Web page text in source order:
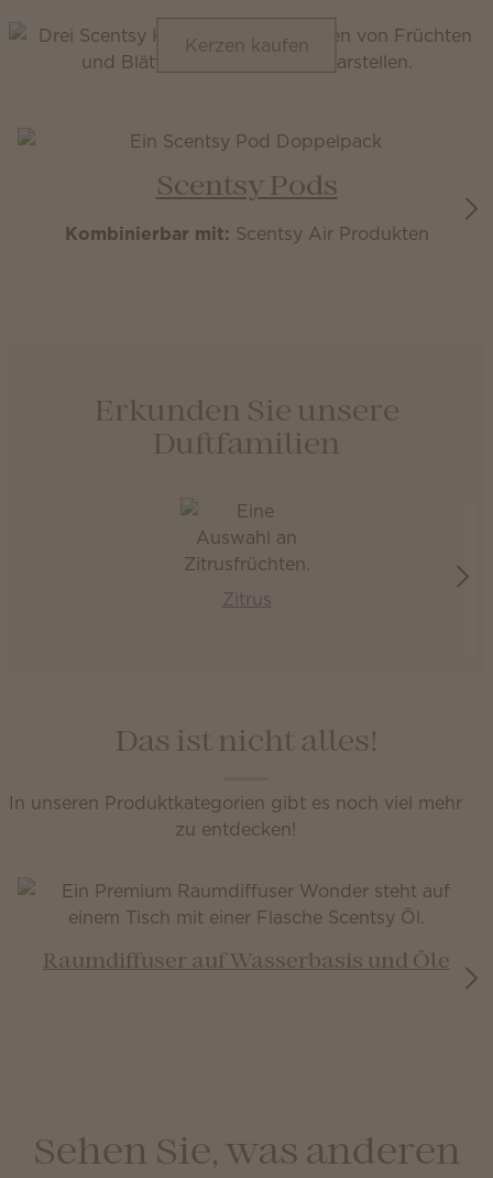
Kerzen kaufen
Scentsy Pods
Kombinierbar mit: Scentsy Air Produkten
Erkunden Sie unsere
Duftfamilien
Zitrus
Das ist nicht alles!
In unseren Produktkategorien gibt es noch viel mehr
zu entdecken!
Raumdiffuser auf Wasserbasis und Öle
Sehen Sie, was anderen